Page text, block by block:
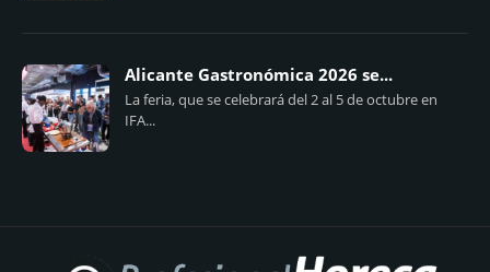
Alicante Gastronómica 2026 se...
La feria, que se celebrará del 2 al 5 de octubre en
IFA...